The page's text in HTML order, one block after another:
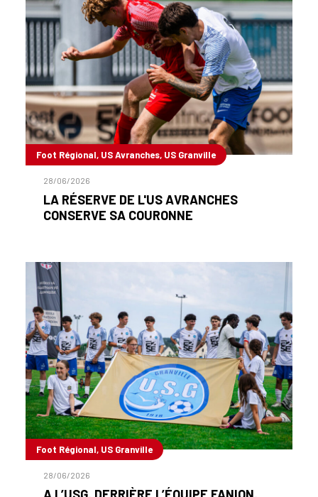
Foot Régional, US Avranches, US Granville
28/06/2026
LA RÉSERVE DE L'US AVRANCHES
CONSERVE SA COURONNE
Foot Régional, US Granville
28/06/2026